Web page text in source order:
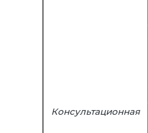
Консультационная